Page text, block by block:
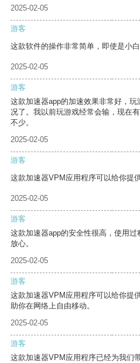
2025-02-05
游客
这款软件的操作非常简单，即使是小白
2025-02-05
游客
这款加速器app的加速效果非常好，
况了。我以前玩游戏经常会输，现在
不少。
2025-02-05
游客
这款加速器VPM应用程序可以给你提
2025-02-05
游客
这款加速器app的安全性很高，使用
放心。
2025-02-05
游客
这款加速器VPM应用程序可以给你提
助你在网络上自由移动。
2025-02-05
游客
这款加速器VPM应用程序已经为我们